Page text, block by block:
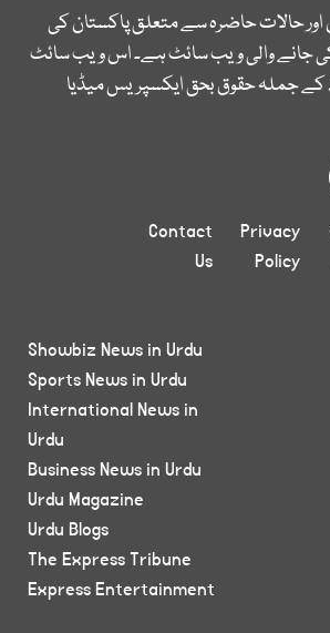
اور حالات حاضرہ سے متعلق پاکستان کی
جانے والی ویب سائٹ ہے۔ اس ویب سائٹ
کے جملہ حقوق بحق ایکسپریس میڈیا
Privacy
Policy
Contact
Us
Showbiz News in Urdu
Sports News in Urdu
International News in
Urdu
Business News in Urdu
Urdu Magazine
Urdu Blogs
The Express Tribune
Express Entertainment